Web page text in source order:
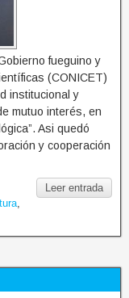
fueguino y
(CONICET)
institucional y
mutuo interés, en
Asi quedó
y cooperación
Leer entrada